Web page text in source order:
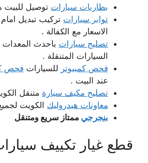
بطاريات سيارات توصيل للبيت
تواير سيارات تركيب تبديل
الاسعار مع الكفالة .
تصليح سيارات باحدث المعدات
السيارات المتنقلة .
فحص كمبيوتر للسيارات فحص
عند البيت .
تصليح مكيف سيارة متنقل
معاونات هيدروليك الكويت
بنجرجي ممتاز سريع ومتنقل
قطع غيار تكييف